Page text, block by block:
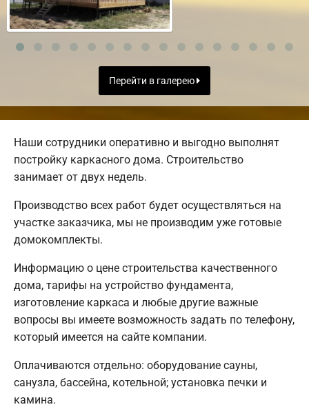
Перейти в галерею
Наши сотрудники оперативно и выгодно выполнят
постройку каркасного дома. Строительство
занимает от двух недель.
Производство всех работ будет осуществляться на
участке заказчика, мы не производим уже готовые
домокомплекты.
Информацию о цене строительства качественного
дома, тарифы на устройство фундамента,
изготовление каркаса и любые другие важные
вопросы вы имеете возможность задать по телефону,
который имеется на сайте компании.
Оплачиваются отдельно: оборудование сауны,
санузла, бассейна, котельной; установка печки и
камина.